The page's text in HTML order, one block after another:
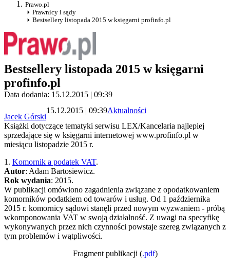
Prawo.pl
Prawnicy i sądy
Bestsellery listopada 2015 w księgarni profinfo.pl
Bestsellery listopada 2015 w księgarni
profinfo.pl
Data dodania: 15.12.2015 | 09:39
Jacek Górski
15.12.2015 | 09:39Aktualności
Książki dotyczące tematyki serwisu LEX/Kancelaria najlepiej
sprzedające się w księgarni internetowej www.profinfo.pl w
miesiącu listopadzie 2015 r.
1. Komornik a podatek VAT.
Autor: Adam Bartosiewicz.
Rok wydania: 2015.
W publikacji omówiono zagadnienia związane z opodatkowaniem
komorników podatkiem od towarów i usług. Od 1 października
2015 r. komornicy sądowi stanęli przed nowym wyzwaniem - próbą
wkomponowania VAT w swoją działalność. Z uwagi na specyfikę
wykonywanych przez nich czynności powstaje szereg związanych z
tym problemów i wątpliwości.
Fragment publikacji (.pdf)